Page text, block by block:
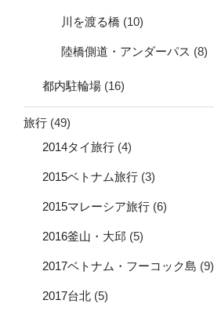
川を渡る橋 (10)
陸橋側道・アンダーパス (8)
都内駐輪場 (16)
旅行 (49)
2014タイ旅行 (4)
2015ベトナム旅行 (3)
2015マレーシア旅行 (6)
2016釜山・大邱 (5)
2017ベトナム・フーコック島 (9)
2017台北 (5)